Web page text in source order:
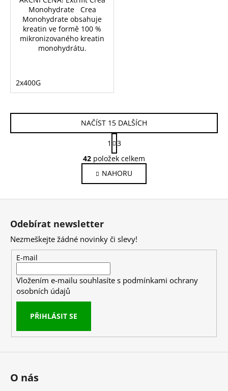
Monohydrate Crea
Monohydrate obsahuje
kreatin ve formě 100 %
mikronizovaného kreatin
monohydrátu.
2x400G
O
v
l
á
d
p
r
k
y
u
NAČÍST 15 DALŠÍCH
S
t
r
á
n
k
í
1
3
42 položek celkem
NAHORU
Odebírat newsletter
Nezmeškejte žádné novinky či slevy!
E-mail
Vložením e-mailu souhlasíte s podmínkami ochrany
osobních údajů
PŘIHLÁSIT SE
O nás